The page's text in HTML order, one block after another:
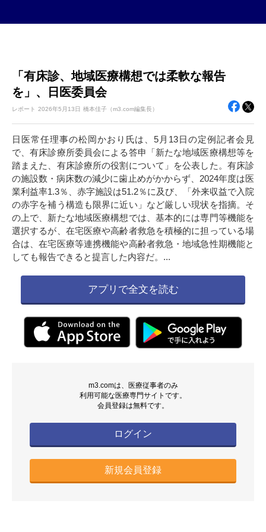
「有床診、地域医療構想では柔軟な報告
を」、日医委員会
レポート 2026年5月13日 橋本佳子（m3.com編集長）
日医常任理事の松岡かおり氏は、5月13日の定例記者会見
で、有床診療所委員会による答申「新たな地域医療構想等を
踏まえた、有床診療所の役割について」を公表した。有床診
の施設数・病床数の減少に歯止めがかからず、2024年度は医
業利益率1.3％、赤字施設は51.2％に及び、「外来収益で入院
の赤字を補う構造も限界に近い」など厳しい現状を指摘。そ
の上で、新たな地域医療構想では、基本的には専門等機能を
選択するが、在宅医療や高齢者救急を積極的に担っている場
合は、在宅医療等連携機能や高齢者救急・地域急性期機能と
しても報告できると提言した内容だ。...
アプリで全文を読む
m3.comは、医療従事者のみ
利用可能な医療専門サイトです。
会員登録は無料です。
ログイン
新規会員登録